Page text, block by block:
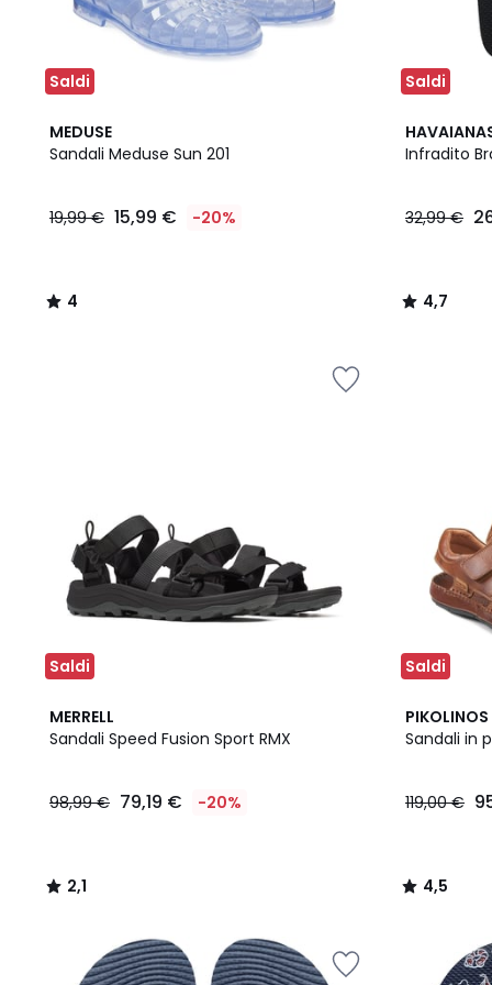
Saldi
MEDUSE
Sandali Meduse Sun 201
19,99 € 15,99 € -20%
4
/
4
/
Saldi
Infradito
32,99 €
4,7
/ 5
2
Colori
4,7
/
Saldi
MERRELL
Sandali Speed Fusion Sport RMX
98,99 € 79,19 € -20%
2,1
/
2,1
/
Saldi
PIKOLINOS
Sandali in
119,00 €
4,5
/ 5
2
Colori
4,5
/